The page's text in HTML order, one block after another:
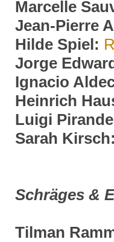
Marcelle
Jean-Pierre
Hilde Spiel:
Jorge
Ignacio
Heinrich
Luigi
Sarah
Schräges &
Tilman